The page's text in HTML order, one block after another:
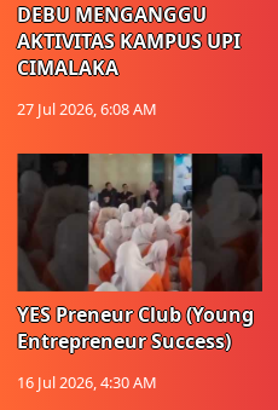
DEBU MENGANGGU
AKTIVITAS KAMPUS UPI
CIMALAKA
27 Jul 2026, 6:08 AM
YES Preneur Club (Young
Entrepreneur Success)
16 Jul 2026, 4:30 AM